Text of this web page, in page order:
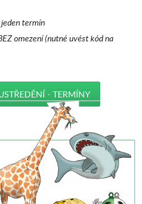
termín
omezení (nutné uvést kód na
- TERMÍNY